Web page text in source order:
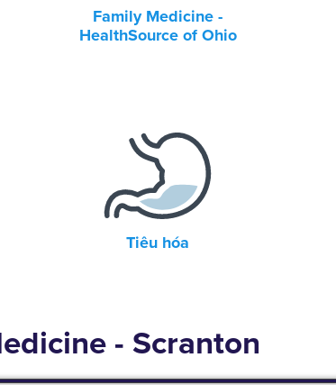
Family Medicine -
HealthSource of Ohio
Tiêu hóa
- Scranton